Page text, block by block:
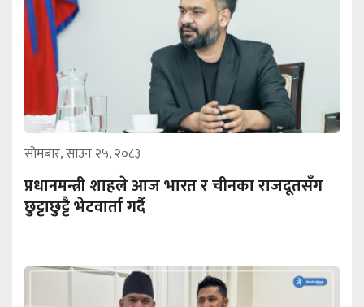
सोमबार, साउन २५, २०८३
प्रधानमन्त्री शाहले आज भारत र चीनका राजदूतसँग
छुट्टाछुट्टै भेटवार्ता गर्दै